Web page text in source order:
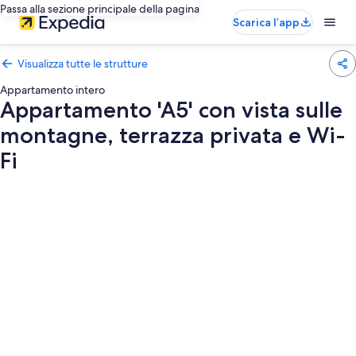
Passa alla sezione principale della pagina
Scarica l’app
Visualizza tutte le strutture
Appartamento intero
Appartamento 'A5' con vista sulle
montagne, terrazza privata e Wi-
Fi